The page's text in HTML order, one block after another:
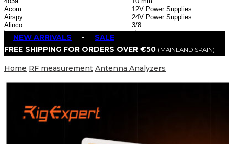
NEW ARRIVALS - SALE
FREE SHIPPING FOR ORDERS OVER €50 (MAINLAND SPAIN)
Home RF measurement Antenna Analyzers